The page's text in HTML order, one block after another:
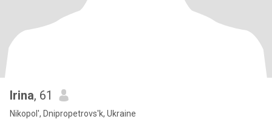
Irina, 61
Nikopol', Dnipropetrovs'k, Ukraine